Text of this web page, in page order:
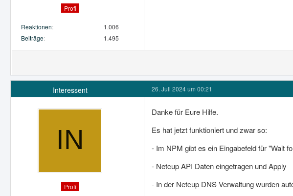
Profi
Reaktionen
1.006
Beiträge
1.495
Interessent
Profi
26. Juli 2024 um 00:21
Danke für Eure Hilfe.
Es hat jetzt funktioniert und zwar so:
- Im NPM gibt es ein Eingabefeld für "Wait
- Netcup API Daten eingetragen und Apply
- In der Netcup DNS Verwaltung wurden